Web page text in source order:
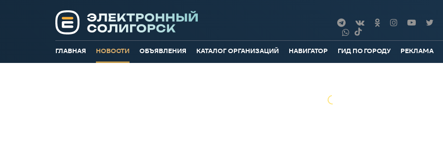
ГЛАВНАЯ НОВОСТИ ОБЪЯВЛЕНИЯ КАТАЛОГ ОРГАНИЗАЦИЙ НАВИГАТОР ГИД ПО ГОРОДУ РЕКЛАМА